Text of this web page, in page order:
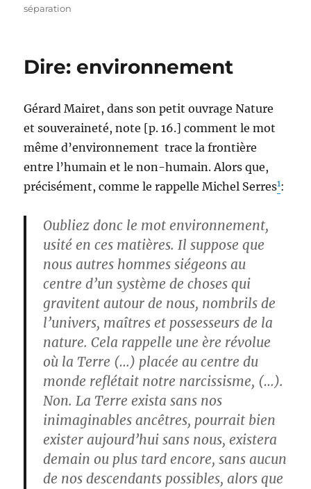
séparation
Dire: environnement
Gérard Mairet, dans son petit ouvrage Nature
et souveraineté, note [p. 16.] comment le mot
même d’environnement trace la frontière
entre l’humain et le non-humain. Alors que,
précisément, comme le rappelle Michel Serres1:
Oubliez donc le mot environnement,
usité en ces matières. Il suppose que
nous autres hommes siégeons au
centre d’un système de choses qui
gravitent autour de nous, nombrils de
l’univers, maîtres et possesseurs de la
nature. Cela rappelle une ère révolue
où la Terre (…) placée au centre du
monde reflétait notre narcissisme, (…).
Non. La Terre exista sans nos
inimaginables ancêtres, pourrait bien
exister aujourd’hui sans nous, existera
demain ou plus tard encore, sans aucun
de nos descendants possibles, alors que